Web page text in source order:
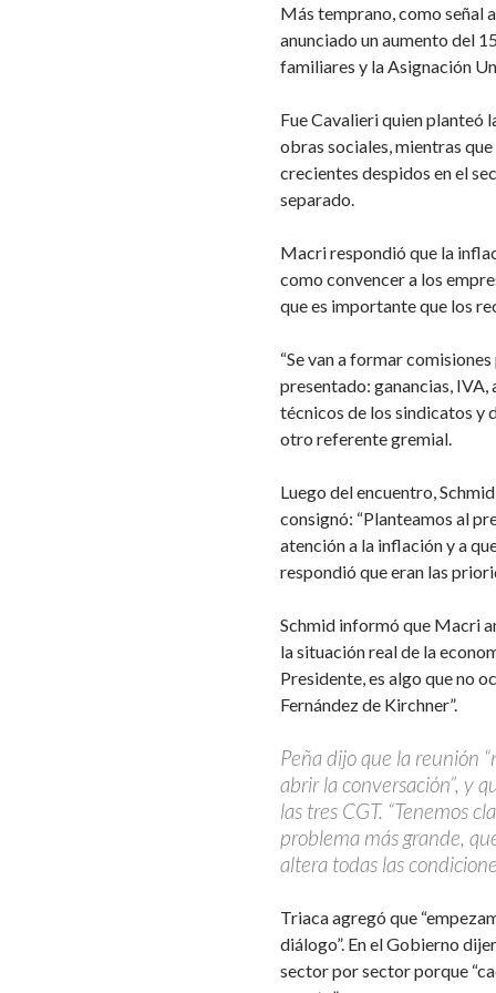
Más temprano, como señal
anunciado un aumento del
familiares y la Asignación
Fue Cavalieri quien planteó
obras sociales, mientras
crecientes despidos en el
separado.
Macri respondió que la
como convencer a los
que es importante que los
“Se van a formar
presentado: ganancias,
técnicos de los sindicatos y
otro referente gremial.
Luego del encuentro,
consignó: “Planteamos al
atención a la inflación y a
respondió que eran las
Schmid informó que Macri
la situación real de la
Presidente, es algo que no
Fernández de Kirchner”.
Peña dijo que la reunión
abrir la conversación”, y
las tres CGT. “Tenemos
problema más grande,
altera todas las
Triaca agregó que
diálogo”. En el Gobierno
sector por sector porque